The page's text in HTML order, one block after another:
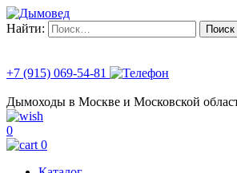
Найти:
+7 (915) 069-54-81
Дымоходы в Москве и Московской
0
0